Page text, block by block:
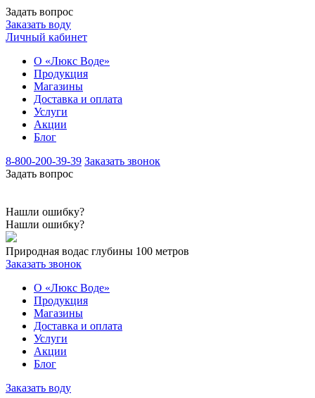
Задать вопрос
Заказать воду
Личный кабинет
О «Люкс Воде»
Продукция
Магазины
Доставка и оплата
Услуги
Акции
Блог
8-800-200-39-39 Заказать звонок
Задать вопрос
Нашли ошибку?
Нашли ошибку?
Природная водас глубины 100 метров
Заказать звонок
О «Люкс Воде»
Продукция
Магазины
Доставка и оплата
Услуги
Акции
Блог
Заказать воду